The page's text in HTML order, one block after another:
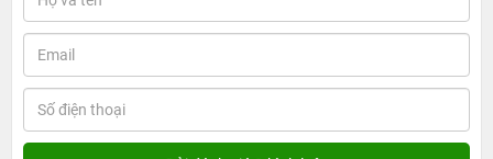
1. Giá bán iPad 11 inch 2025 Wifi (Gen 11) 128GB
​Theo thông tin từ Apple Việt Nam, iPad 11-inch 2025 Wifi
(Gen 11) 128GB có giá khởi điểm là 9.999.000 đồng. Sản
phẩm này được cung cấp với bốn tùy chọn màu sắc bao
gồm Bạc, Xanh Dương, Hồng và Vàng, mang đến sự đa